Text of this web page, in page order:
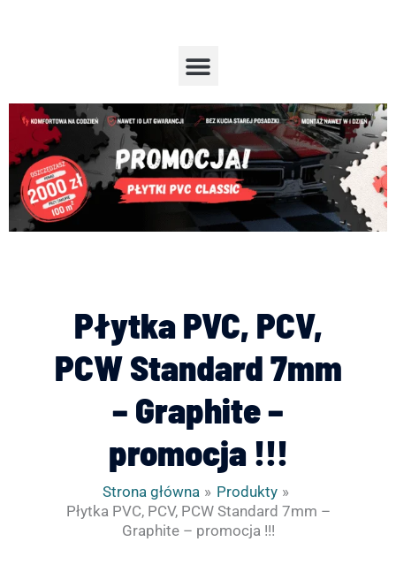
Menu
Płytka PVC, PCV,
PCW Standard 7mm
– Graphite –
promocja !!!
Strona główna
Produkty
Płytka PVC, PCV, PCW Standard 7mm –
Graphite – promocja !!!